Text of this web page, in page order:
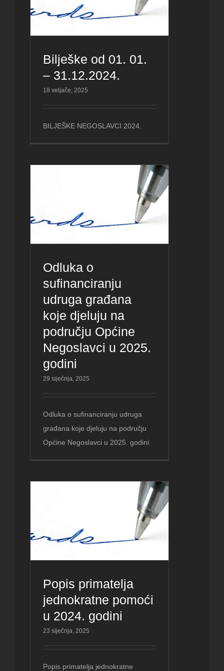
Bilješke od 01. 01.
– 31.12.2024.
18 veljače, 2025
BILJEŠKE NEGOSLAVCI 2024.
Odluka o
sufinanciranju
udruga građana
koje djeluju na
području Općine
Negoslavci u 2025.
godini
29 siječnja, 2025
Odluka o sufinanciranju udruga
građana koje djeluju na području
Općine Negoslavci u 2025. godini
Popis primatelja
jednokratne pomoći
u 2024. godini
23 siječnja, 2025
Popis primatelja jednokratne